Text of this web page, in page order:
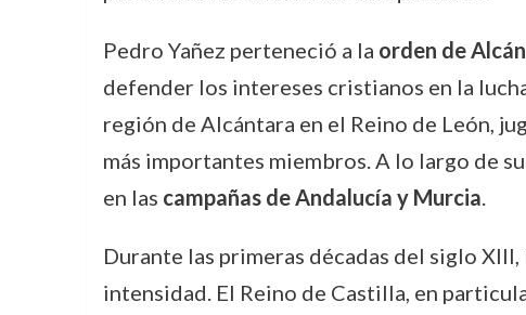
Pedro Yañez perteneció a la orden de
defender los intereses cristianos en la
región de Alcántara en el Reino de León,
más importantes miembros. A lo largo de
en las campañas de Andalucía y Murcia.
Durante las primeras décadas del siglo
intensidad. El Reino de Castilla, en